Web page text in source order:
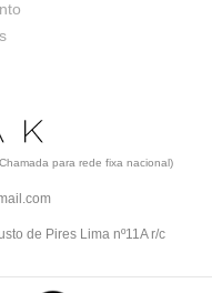
para rede fixa nacional)
de Pires Lima nº11A r/c